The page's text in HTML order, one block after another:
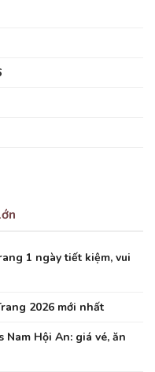
1 ngày tiết kiệm, vui
2026 mới nhất
Hội An: giá vé, ăn